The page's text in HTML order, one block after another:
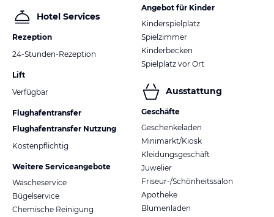
Hotel Services
Rezeption
24-Stunden-Rezeption
Lift
Verfügbar
Flughafentransfer
Flughafentransfer Nutzung
Kostenpflichtig
Weitere Serviceangebote
Wäscheservice
Bügelservice
Chemische Reinigung
Angebot für Kinder
Kinderspielplatz
Spielzimmer
Kinderbecken
Spielplatz vor Ort
Ausstattung
Geschäfte
Geschenkeladen
Minimarkt/Kiosk
Kleidungsgeschäft
Juwelier
Friseur-/Schönheitssalon
Apotheke
Blumenladen